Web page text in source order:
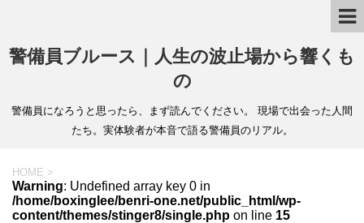
警備員ブルース｜人生の波止場から響くも
の
警備員になろうと思ったら、まず読んでください。 現場で出会った人間
たち。実体験者が本音で語る警備員のリアル。
HOME >
Warning: Undefined array key 0 in
/home/boxinglee/benri-one.net/public_html/wp-
content/themes/stinger8/single.php on line 15